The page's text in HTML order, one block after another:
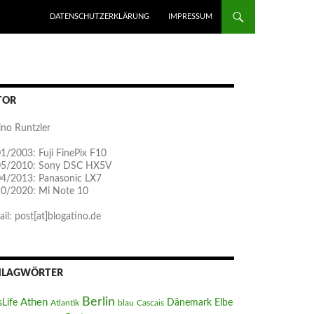
DATENSCHUTZERKLÄRUNG
IMPRESSUM
Runtzler
2003: Fuji FinePix F10
2010: Sony DSC HX5V
2013: Panasonic LX7
2020: Mi Note 10
post[at]blogatino.de
Athen Atlantik Berlin blau Cascais Dänemark Elbe